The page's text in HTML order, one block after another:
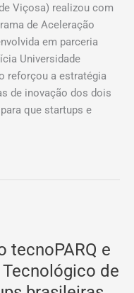
Viçosa) realizou com
de Aceleração
em parceria
Universidade
reforçou a estratégia
de inovação dos dois
que startups e
tecnoPARQ e
de